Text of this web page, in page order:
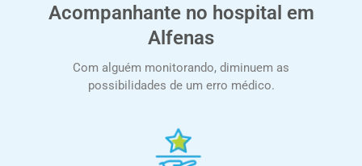
Acompanhante no hospital em
Alfenas
Com alguém monitorando, diminuem as
possibilidades de um erro médico.